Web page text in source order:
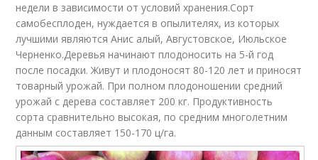
недели в зависимости от условий хранения.Сорт
самобесплоден, нуждается в опылителях, из которых
лучшими являются Анис алый, Августовское, Июльское
Черненко.Деревья начинают плодоносить на 5-й год
после посадки. Живут и плодоносят 80-120 лет и приносят
товарный урожай. При полном плодоношении средний
урожай с дерева составляет 200 кг. Продуктивность
сорта сравнительно высокая, по средним многолетним
данным составляет 150-170 ц/га.